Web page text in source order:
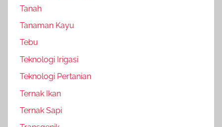
Tanah
Tanaman Kayu
Tebu
Teknologi Irigasi
Teknologi Pertanian
Ternak Ikan
Ternak Sapi